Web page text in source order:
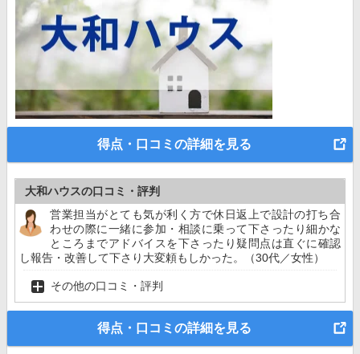
得点・口コミの詳細を見る
大和ハウスの口コミ・評判
営業担当がとても気が利く方で休日返上で設計の打ち合
わせの際に一緒に参加・相談に乗って下さったり細かな
ところまでアドバイスを下さったり疑問点は直ぐに確認
し報告・改善して下さり大変頼もしかった。（30代／女性）
その他の口コミ・評判
得点・口コミの詳細を見る